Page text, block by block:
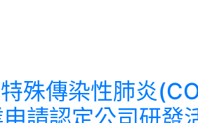
殊傳染性肺炎